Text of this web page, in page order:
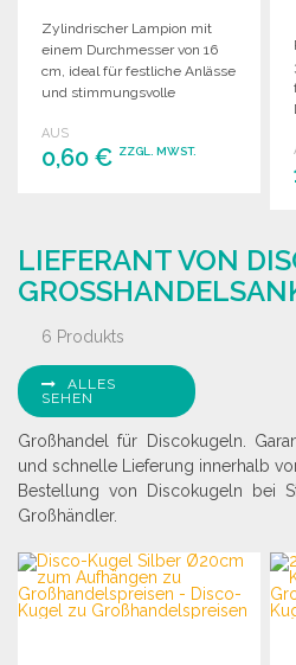
Zylindrischer Lampion mit
einem Durchmesser von 16
cm, ideal für festliche Anlässe
und stimmungsvolle
AUS
0,60 € ZZGL. MWST.
LIEFERANT VON
6 Produkts
ALLES
SEHEN
Großhandel für Discokugeln.
und schnelle Lieferung innerhalb
Bestellung von Discokugeln bei
Großhändler.